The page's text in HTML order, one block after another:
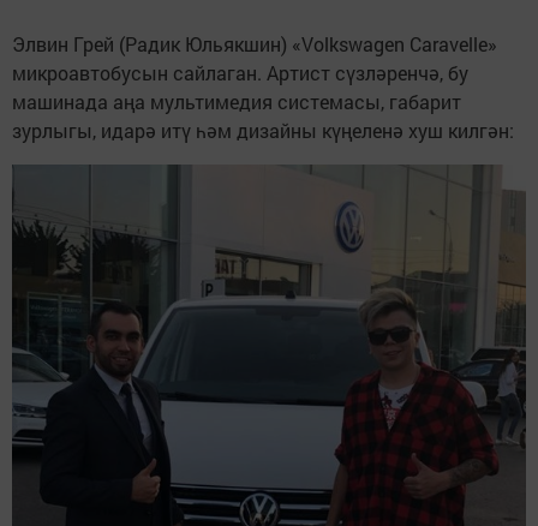
Элвин Грей (Радик Юльякшин) «Volkswagen Caravelle»
микроавтобусын сайлаган. Артист сүзләренчә, бу
машинада аңа мультимедия системасы, габарит
зурлыгы, идарә итү һәм дизайны күңеленә хуш килгән: